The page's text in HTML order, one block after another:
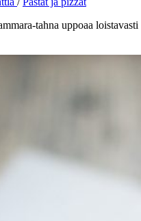
tahna uppoaa loistavasti